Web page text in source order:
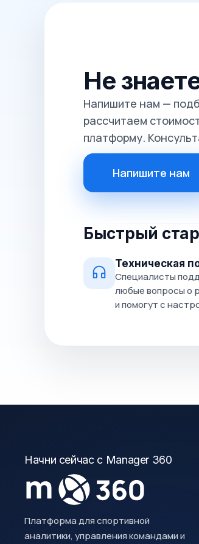
Не
Напишите нам —
рассчитаем
платформу.
Напишите нам
Быстрый
Техническая
Специалисты
любые вопросы о
и помогут с
Начни сейчас с Manager 360
Платформа для спортивной
аналитики, управления командами и